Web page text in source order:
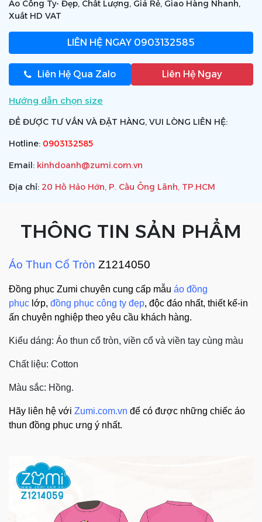
Áo Công Ty- Đẹp, Chất Lượng, Giá Rẻ, Giao Hàng Nhanh,
Xuất HD VAT
LIÊN HỆ NGAY 0903132585
Liên Hệ Qua Zalo Liên Hệ Ngay
Hướng dẫn chọn size
ĐỂ ĐƯỢC TƯ VẤN VÀ ĐẶT HÀNG, VUI LÒNG LIÊN HỆ:
Hotline: 0903132585
Email: kinhdoanh@zumi.com.vn
Địa chỉ: 20 Hồ Hảo Hớn, P. Cầu Ông Lãnh, TP.HCM
THÔNG TIN SẢN PHẨM
Áo Thun Cổ Tròn Z1214050
Đồng phục Zumi chuyên cung cấp mẫu áo đồng
phục lớp, đồng phục công ty đẹp, độc đáo nhất, thiết kế-in
ấn chuyên nghiệp theo yêu cầu khách hàng.
Kiểu dáng: Áo thun cổ tròn, viền cổ và viền tay cùng màu
Chất liệu: Cotton
Màu sắc: Hồng.
Hãy liên hệ với Zumi.com.vn để có được những chiếc áo
thun đồng phục ưng ý nhất.